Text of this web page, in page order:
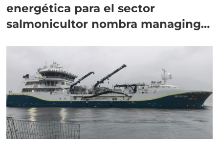
energética para el sector
salmonicultor nombra managing